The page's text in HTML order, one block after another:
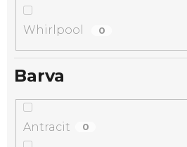
Whirlpool 0
Barva
Antracit 0